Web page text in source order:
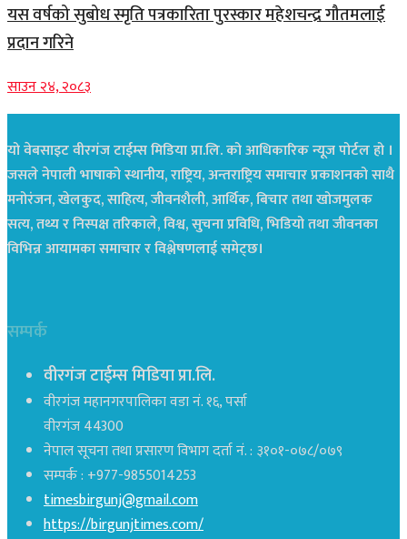
यस वर्षको सुबोध स्मृति पत्रकारिता पुरस्कार महेशचन्द्र गौतमलाई
प्रदान गरिने
साउन २४, २०८३
यो वेबसाइट वीरगंज टाईम्स मिडिया प्रा.लि. को आधिकारिक न्यूज पोर्टल हो ।
जसले नेपाली भाषाको स्थानीय, राष्ट्रिय, अन्तराष्ट्रिय समाचार प्रकाशनको साथै
मनोरंजन, खेलकुद, साहित्य, जीवनशैली, आर्थिक, बिचार तथा खोजमुलक
सत्य, तथ्य र निस्पक्ष तरिकाले, विश्व, सुचना प्रविधि, भिडियो तथा जीवनका
विभिन्न आयामका समाचार र विश्लेषणलाई समेट्छ।
सम्पर्क
वीरगंज टाईम्स मिडिया प्रा.लि.
वीरगंज महानगरपालिका वडा नं. १६, पर्सा
वीरगंज 44300
नेपाल सूचना तथा प्रसारण विभाग दर्ता नं. : ३१०१-०७८/०७९
सम्पर्क : +977-9855014253
timesbirgunj@gmail.com
https://birgunjtimes.com/